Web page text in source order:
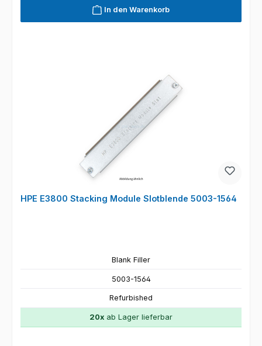
In den Warenkorb
HPE E3800 Stacking Module Slotblende 5003-1564
Blank Filler
5003-1564
Refurbished
20x ab Lager lieferbar